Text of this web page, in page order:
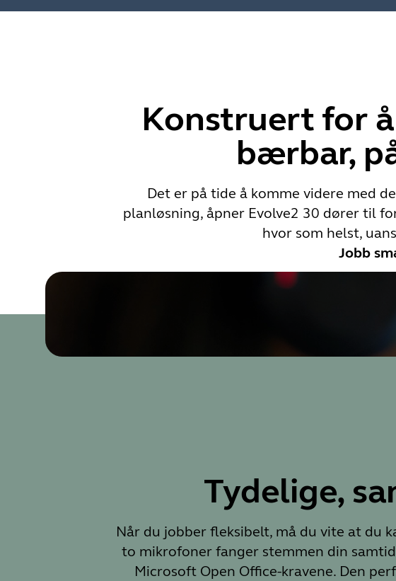
Konstruert for
bærbar,
Det er på tide å komme videre med
planløsning, åpner Evolve2 30 dører til
hvor som helst,
Jobb
Tydelige,
Når du jobber fleksibelt, må du vite at du
to mikrofoner fanger stemmen din
Microsoft Open Office-kravene. Den